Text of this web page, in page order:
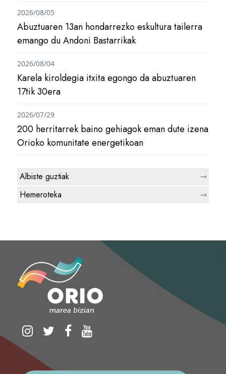
Abuztuaren 13an hondarrezko eskultura tailerra
emango du Andoni Bastarrikak
2026/08/05
Karela kiroldegia itxita egongo da abuztuaren
17tik 30era
2026/08/04
200 herritarrek baino gehiagok eman dute izena
Orioko komunitate energetikoan
2026/07/29
Albiste guztiak
Hemeroteka